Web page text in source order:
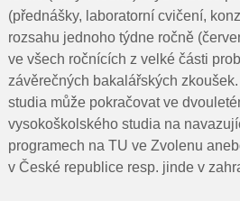
(přednášky, laboratorní cvičení,
rozsahu jednoho týdne ročně
ve všech ročnících z velké části
závěrečných bakalářských
studia může pokračovat ve
vysokoškolského studia na
programech na TU ve Zvolenu
v České republice resp. jinde v